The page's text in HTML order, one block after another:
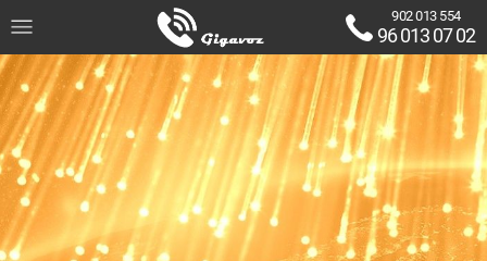
902 013 554
96 013 07 02